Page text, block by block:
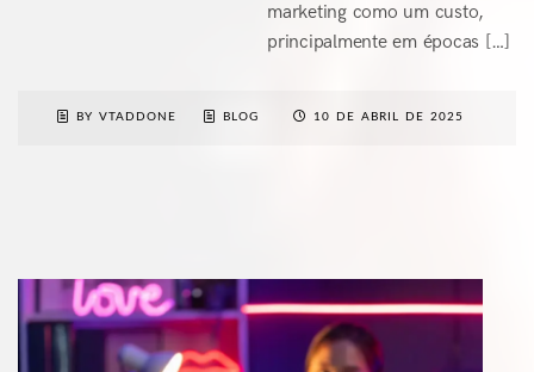
marketing como um custo,
principalmente em épocas […]
BY VTADDONE BLOG 10 DE ABRIL DE 2025